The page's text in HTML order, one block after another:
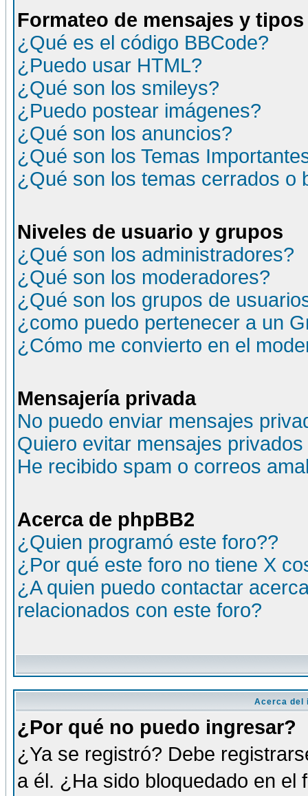
Formateo de mensajes y
¿Qué es el código BBCode?
¿Puedo usar HTML?
¿Qué son los smileys?
¿Puedo postear imágenes?
¿Qué son los anuncios?
¿Qué son los Temas
¿Qué son los temas cerrados o
Niveles de usuario y grupos
¿Qué son los administradores?
¿Qué son los moderadores?
¿Qué son los grupos de
¿como puedo pertenecer a un
¿Cómo me convierto en el
Mensajería privada
No puedo enviar mensajes
Quiero evitar mensajes
He recibido spam o correos
Acerca de phpBB2
¿Quien programó este foro??
¿Por qué este foro no tiene X
¿A quien puedo contactar
relacionados con este foro?
Acerca del
¿Por qué no puedo ingresar?
¿Ya se registró? Debe
a él. ¿Ha sido bloquedado en